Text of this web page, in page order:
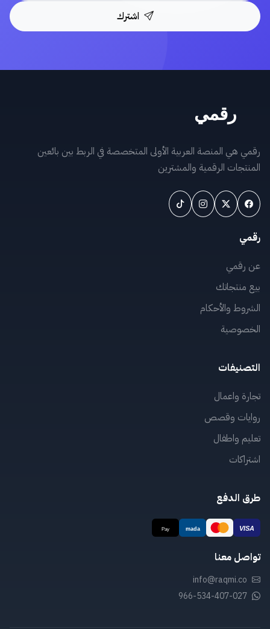
اشترك
رقمي هي المنصة العربية الأولى المتخصصة في الربط بين بائعين
المنتجات الرقمية والمشترين
رقمي
عن رقمي
بيع منتجاتك
الشروط والأحكام
الخصوصية
التصنيفات
تجارة واعمال
روايات وقصص
تعليم واطفال
اشتراكات
طرق الدفع
تواصل معنا
info@raqmi.co
966-534-407-027